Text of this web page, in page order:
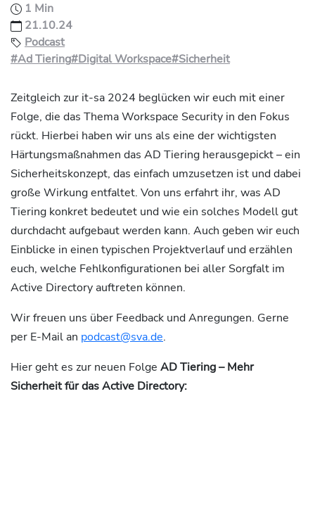
1 Min
21.10.24
Podcast
#Ad Tiering#Digital Workspace#Sicherheit
Zeitgleich zur it-sa 2024 beglücken wir euch mit einer
Folge, die das Thema Workspace Security in den Fokus
rückt. Hierbei haben wir uns als eine der wichtigsten
Härtungsmaßnahmen das AD Tiering herausgepickt – ein
Sicherheitskonzept, das einfach umzusetzen ist und dabei
große Wirkung entfaltet. Von uns erfahrt ihr, was AD
Tiering konkret bedeutet und wie ein solches Modell gut
durchdacht aufgebaut werden kann. Auch geben wir euch
Einblicke in einen typischen Projektverlauf und erzählen
euch, welche Fehlkonfigurationen bei aller Sorgfalt im
Active Directory auftreten können.
Wir freuen uns über Feedback und Anregungen. Gerne
per E-Mail an podcast@sva.de.
Hier geht es zur neuen Folge AD Tiering – Mehr
Sicherheit für das Active Directory: